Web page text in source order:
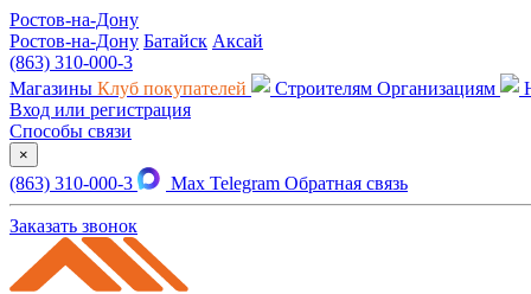
Ростов-на-Дону
Ростов-на-Дону Батайск Аксай
(863) 310-000-3
Магазины Клуб покупателей Строителям Организациям
Вход или регистрация
Способы связи
×
(863) 310-000-3 Max Telegram Обратная связь
Заказать звонок